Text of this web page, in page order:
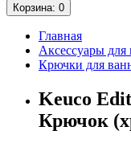
Корзина: 0
Главная
Аксессуары для
Крючки для
Keuco
Крючок